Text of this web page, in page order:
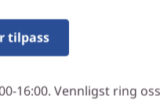
Gjennomfør daglige
tilpass
16:00. Vennligst ring